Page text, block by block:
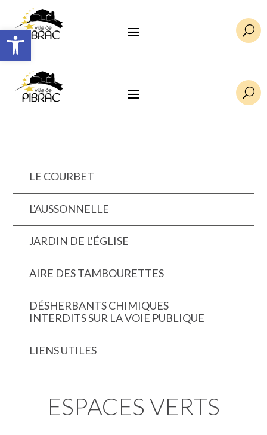
Ouvrir la barre d’outils U
U
LE COURBET
L'AUSSONNELLE
JARDIN DE L'ÉGLISE
AIRE DES TAMBOURETTES
DÉSHERBANTS CHIMIQUES
INTERDITS SUR LA VOIE PUBLIQUE
LIENS UTILES
ESPACES VERTS